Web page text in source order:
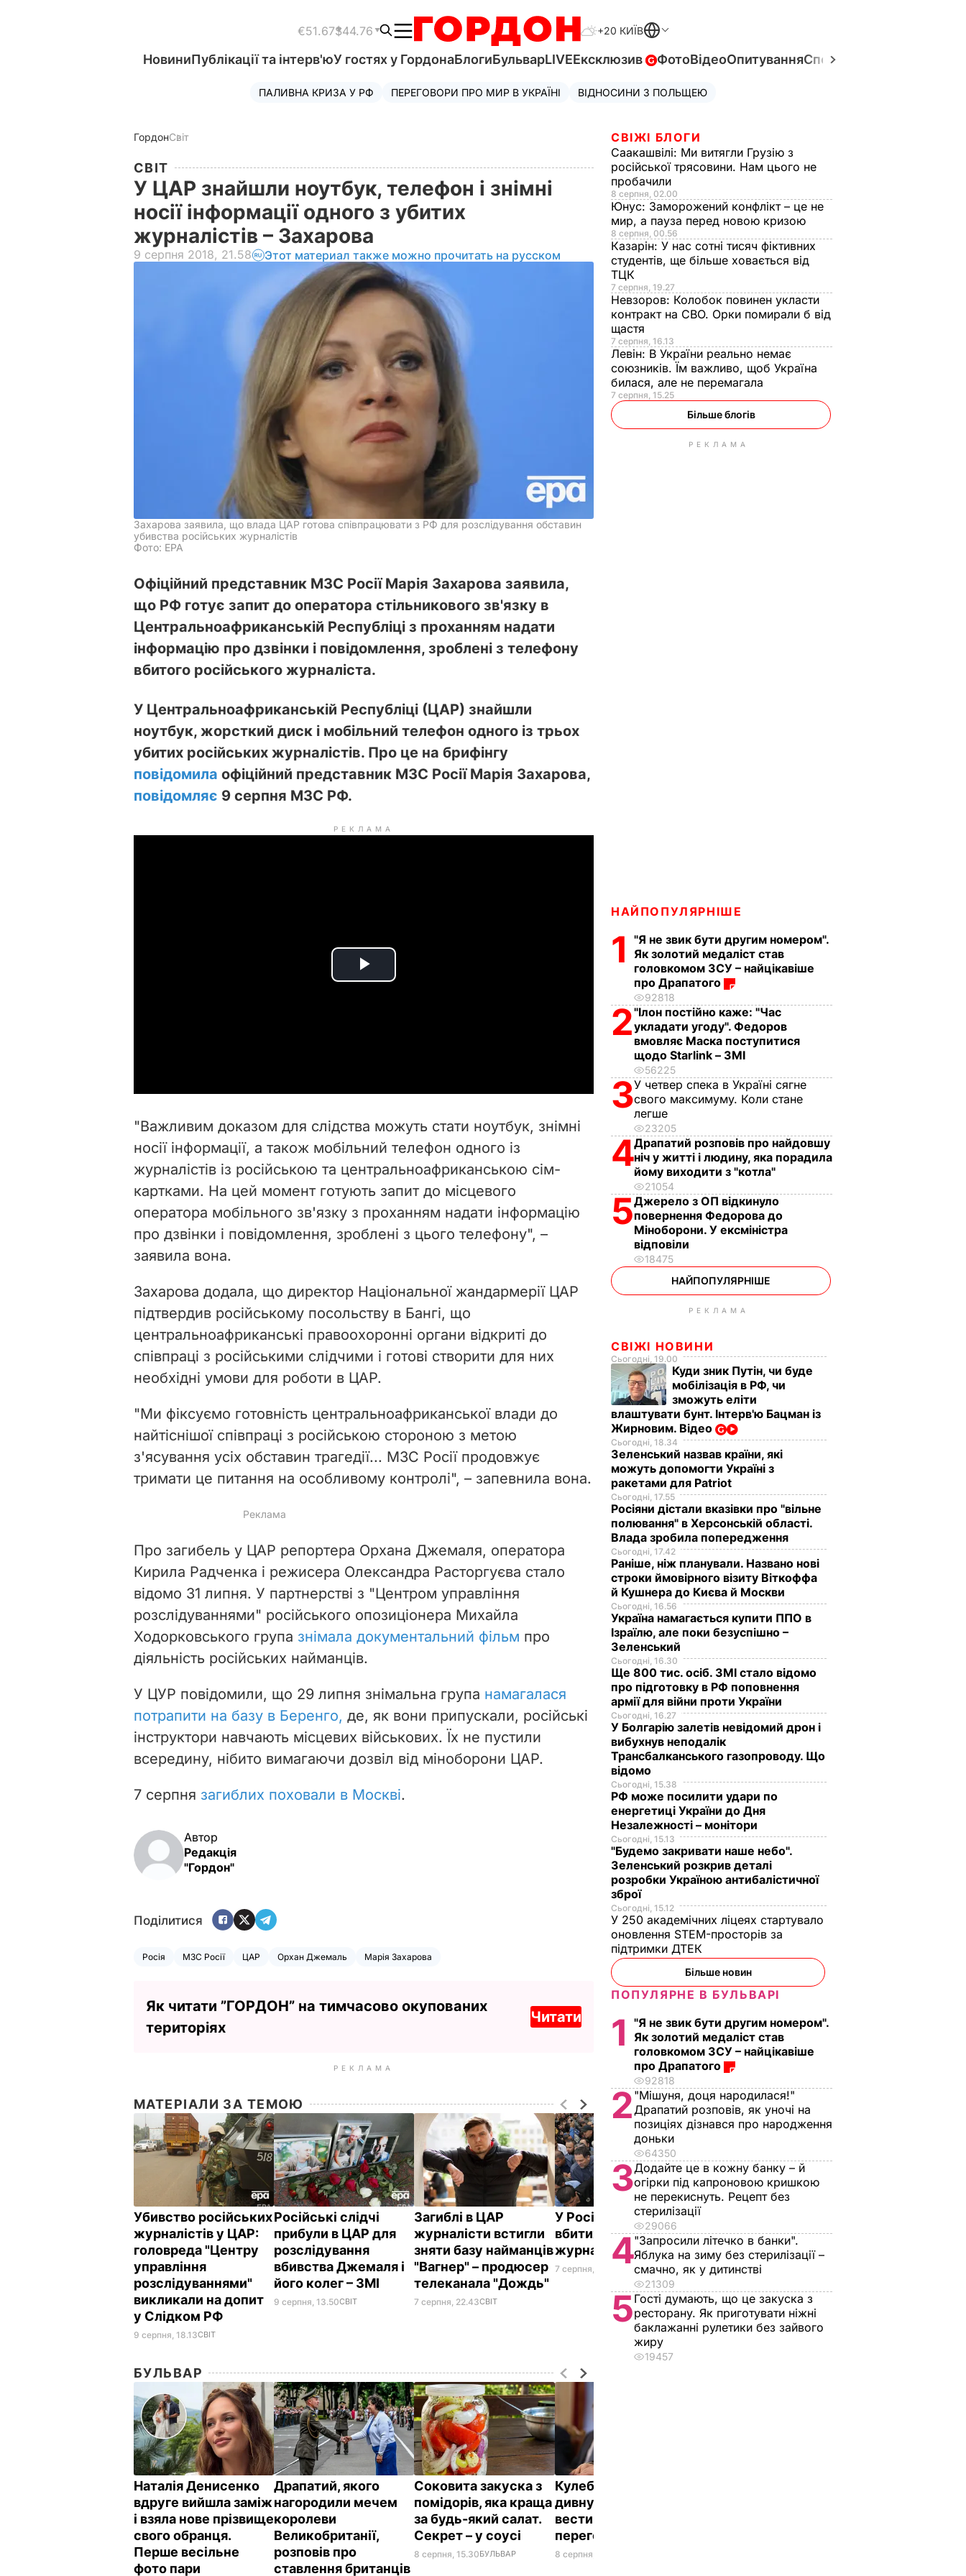
€51.67$44.76 +20 КИЇВ
НовиниПублікації та інтерв'юУ гостях у ГордонаБлогиБульварLIVEЕксклюзив ФотоВідеоОпитуванняСпецпроєкти
ПАЛИВНА КРИЗА У РФ ПЕРЕГОВОРИ ПРО МИР В УКРАЇНІ ВІДНОСИНИ З ПОЛЬЩЕЮ
ГордонСвіт
СВІТ
У ЦАР знайшли ноутбук, телефон і знімні
носії інформації одного з убитих
журналістів – Захарова
9 серпня 2018, 21.58 Этот материал также можно прочитать на русском
Захарова заявила, що влада ЦАР готова співпрацювати з РФ для розслідування обставин
убивства російських журналістів
Фото: ЕРА
Офіційний представник МЗС Росії Марія Захарова заявила,
що РФ готує запит до оператора стільникового зв'язку в
Центральноафриканській Республіці з проханням надати
інформацію про дзвінки і повідомлення, зроблені з телефону
вбитого російського журналіста.
У Центральноафриканській Республіці (ЦАР) знайшли
ноутбук, жорсткий диск і мобільний телефон одного із трьох
убитих російських журналістів. Про це на брифінгу
повідомила офіційний представник МЗС Росії Марія Захарова,
повідомляє 9 серпня МЗС РФ.
РЕКЛАМА
P
i
d
e
o
"Важливим доказом для слідства можуть стати ноутбук, знімні
носії інформації, а також мобільний телефон одного із
журналістів із російською та центральноафриканською сім-
картками. На цей момент готують запит до місцевого
оператора мобільного зв'язку з проханням надати інформацію
про дзвінки і повідомлення, зроблені з цього телефону", –
заявила вона.
Захарова додала, що директор Національної жандармерії ЦАР
підтвердив російському посольству в Бангі, що
центральноафриканські правоохоронні органи відкриті до
співпраці з російськими слідчими і готові створити для них
необхідні умови для роботи в ЦАР.
"Ми фіксуємо готовність центральноафриканської влади до
найтіснішої співпраці з російською стороною з метою
з'ясування усіх обставин трагедії... МЗС Росії продовжує
тримати це питання на особливому контролі", – запевнила вона.
Про загибель у ЦАР репортера Орхана Джемаля, оператора
Кирила Радченка і режисера Олександра Расторгуєва стало
відомо 31 липня. У партнерстві з "Центром управління
розслідуваннями" російського опозиціонера Михайла
Ходорковського група знімала документальний фільм про
діяльність російських найманців.
У ЦУР повідомили, що 29 липня знімальна група намагалася
потрапити на базу в Беренго, де, як вони припускали, російські
інструктори навчають місцевих військових. Їх не пустили
всередину, нібито вимагаючи дозвіл від міноборони ЦАР.
7 серпня загиблих поховали в Москві.
Автор
Редакція
"Гордон"
Поділитися
Росія МЗС Росії ЦАР Орхан Джемаль Марія Захарова
Як читати ”ГОРДОН” на тимчасово окупованих
територіях
Читати
РЕКЛАМА
МАТЕРІАЛИ ЗА ТЕМОЮ
Убивство російських
журналістів у ЦАР:
головреда "Центру
управління
розслідуваннями"
викликали на допит
у Слідком РФ
9 серпня, 18.13СВІТ
Російські слідчі
прибули в ЦАР для
розслідування
вбивства Джемаля і
його колег – ЗМІ
9 серпня, 13.50СВІТ
Загиблі в ЦАР
журналісти встигли
зняти базу найманців
"Вагнер" – продюсер
телеканала "Дождь"
7 серпня, 22.43СВІТ
У Росії поховали
вбитих у ЦАР
журналістів
7 серпня, 19.35 СВІТ
БУЛЬВАР
Наталія Денисенко
вдруге вийшла заміж
і взяла нове прізвище
свого обранця.
Перше весільне
фото пари
Драпатий, якого
нагородили мечем
королеви
Великобританії,
розповів про
ставлення британців
Соковита закуска з
помідорів, яка краща
за будь-який салат.
Секрет – у соусі
8 серпня, 15.30БУЛЬВАР
Кулеба розповів про
дивну манеру Путіна
вести телефонні
переговори
8 серпня, 10.25
СВІЖІ БЛОГИ
Саакашвілі: Ми витягли Грузію з
російської трясовини. Нам цього не
пробачили
8 серпня, 02.00
Юнус: Заморожений конфлікт – це не
мир, а пауза перед новою кризою
8 серпня, 00.56
Казарін: У нас сотні тисяч фіктивних
студентів, ще більше ховається від
ТЦК
7 серпня, 19.27
Невзоров: Колобок повинен укласти
контракт на СВО. Орки помирали б від
щастя
7 серпня, 16.13
Левін: В України реально немає
союзників. Їм важливо, щоб Україна
билася, але не перемагала
7 серпня, 15.25
Більше блогів
РЕКЛАМА
НАЙПОПУЛЯРНІШЕ
1
"Я не звик бути другим номером".
Як золотий медаліст став
головкомом ЗСУ – найцікавіше
про Драпатого
92818
2"Ілон постійно каже: "Час
укладати угоду". Федоров
вмовляє Маска поступитися
щодо Starlink – ЗМІ
56225
3У четвер спека в Україні сягне
свого максимуму. Коли стане
легше
23205
4Драпатий розповів про найдовшу
ніч у житті і людину, яка порадила
йому виходити з "котла"
21054
5Джерело з ОП відкинуло
повернення Федорова до
Міноборони. У ексміністра
відповіли
18475
НАЙПОПУЛЯРНІШЕ
РЕКЛАМА
СВІЖІ НОВИНИ
Сьогодні, 19.00
Куди зник Путін, чи буде
мобілізація в РФ, чи
зможуть еліти
влаштувати бунт. Інтерв'ю Бацман із
Жирновим. Відео
Сьогодні, 18.34
Зеленський назвав країни, які
можуть допомогти Україні з
ракетами для Patriot
Сьогодні, 17.55
Росіяни дістали вказівки про "вільне
полювання" в Херсонській області.
Влада зробила попередження
Сьогодні, 17.42
Раніше, ніж планували. Названо нові
строки ймовірного візиту Віткоффа
й Кушнера до Києва й Москви
Сьогодні, 16.56
Україна намагається купити ППО в
Ізраїлю, але поки безуспішно –
Зеленський
Сьогодні, 16.30
Ще 800 тис. осіб. ЗМІ стало відомо
про підготовку в РФ поповнення
армії для війни проти України
Сьогодні, 16.27
У Болгарію залетів невідомий дрон і
вибухнув неподалік
Трансбалканського газопроводу. Що
відомо
Сьогодні, 15.38
РФ може посилити удари по
енергетиці України до Дня
Незалежності – монітори
Сьогодні, 15.13
"Будемо закривати наше небо".
Зеленський розкрив деталі
розробки Україною антибалістичної
зброї
Сьогодні, 15.12
У 250 академічних ліцеях стартувало
оновлення STEM-просторів за
підтримки ДТЕК​
Більше новин
ПОПУЛЯРНЕ В БУЛЬВАРІ
1
"Я не звик бути другим номером".
Як золотий медаліст став
головкомом ЗСУ – найцікавіше
про Драпатого
92818
2 "Мішуня, доця народилася!"
Драпатий розповів, як уночі на
позиціях дізнався про народження
доньки
64350
3Додайте це в кожну банку – й
огірки під капроновою кришкою
не перекиснуть. Рецепт без
стерилізації
29066
4"Запросили літечко в банки".
Яблука на зиму без стерилізації –
смачно, як у дитинстві
21309
5Гості думають, що це закуска з
ресторану. Як приготувати ніжні
баклажанні рулетики без зайвого
жиру
19457